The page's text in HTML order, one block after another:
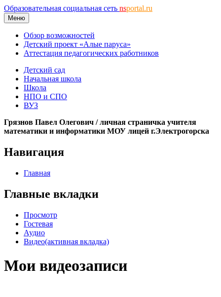
Образовательная социальная сеть nsportal.ru
Меню
Обзор возможностей
Детский проект «Алые паруса»
Аттестация педагогических работников
Детский сад
Начальная школа
Школа
НПО и СПО
ВУЗ
Грязнов Павел Олегович / личная страничка учителя
математики и информатики МОУ лицей г.Электрогорска
Навигация
Главная
Главные вкладки
Просмотр
Гостевая
Аудио
Видео(активная вкладка)
Мои видеозаписи